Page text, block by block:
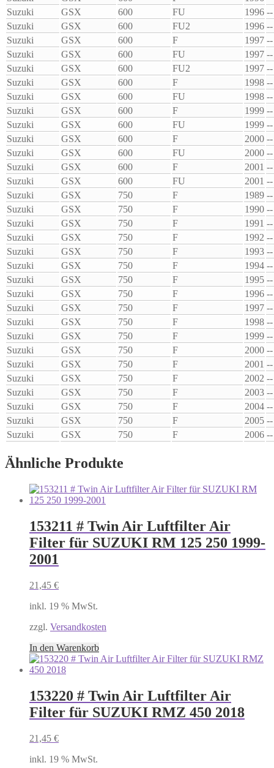
Suzuki
GSX 600 FU 1996 --
Suzuki
GSX 600 FU2 1996 --
Suzuki
GSX 600 F 1997 --
Suzuki
GSX 600 FU 1997 --
Suzuki
GSX 600 FU2 1997 --
Suzuki
GSX 600 F 1998 --
Suzuki
GSX 600 FU 1998 --
Suzuki
GSX 600 F 1999 --
Suzuki
GSX 600 FU 1999 --
Suzuki
GSX 600 F 2000 --
Suzuki
GSX 600 FU 2000 --
Suzuki
GSX 600 F 2001 --
Suzuki
GSX 600 FU 2001 --
Suzuki
GSX 750 F 1989 --
Suzuki
GSX 750 F 1990 --
Suzuki
GSX 750 F 1991 --
Suzuki
GSX 750 F 1992 --
Suzuki
GSX 750 F 1993 --
Suzuki
GSX 750 F 1994 --
Suzuki
GSX 750 F 1995 --
Suzuki
GSX 750 F 1996 --
Suzuki
GSX 750 F 1997 --
Suzuki
GSX 750 F 1998 --
Suzuki
GSX 750 F 1999 --
Suzuki
GSX 750 F 2000 --
Suzuki
GSX 750 F 2001 --
Suzuki
GSX 750 F 2002 --
Suzuki
GSX 750 F 2003 --
Suzuki
GSX 750 F 2004 --
Suzuki
GSX 750 F 2005 --
Suzuki
GSX 750 F 2006 --
Ähnliche Produkte
153211 # Twin Air Luftfilter Air
Filter für SUZUKI RM 125 250 1999-
2001
21,45 €
inkl. 19 % MwSt.
zzgl. Versandkosten
In den Warenkorb
153220 # Twin Air Luftfilter Air
Filter für SUZUKI RMZ 450 2018
21,45 €
inkl. 19 % MwSt.